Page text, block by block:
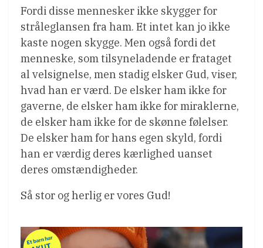
Fordi disse mennesker ikke skygger for
stråleglansen fra ham. Et intet kan jo ikke
kaste nogen skygge. Men også fordi det
menneske, som tilsyneladende er frataget
al velsignelse, men stadig elsker Gud, viser,
hvad han er værd. De elsker ham ikke for
gaverne, de elsker ham ikke for miraklerne,
de elsker ham ikke for de skønne følelser.
De elsker ham for hans egen skyld, fordi
han er værdig deres kærlighed uanset
deres omstændigheder.
Så stor og herlig er vores Gud!